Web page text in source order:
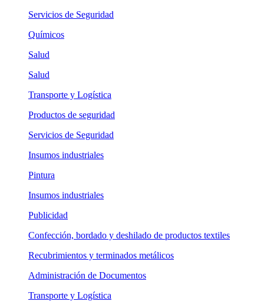
Servicios de Seguridad
Químicos
Salud
Salud
Transporte y Logística
Productos de seguridad
Servicios de Seguridad
Insumos industriales
Pintura
Insumos industriales
Publicidad
Confección, bordado y deshilado de productos textiles
Recubrimientos y terminados metálicos
Administración de Documentos
Transporte y Logística